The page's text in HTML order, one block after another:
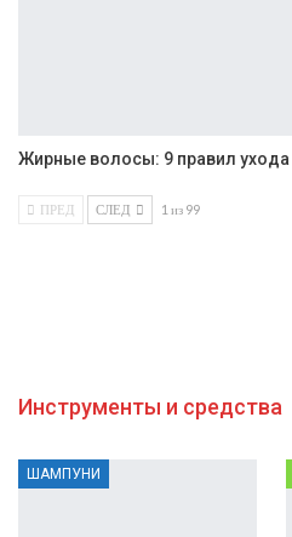
Жирные волосы: 9 правил ухода
ПРЕД СЛЕД 1 из 99
Инструменты и средства
ШАМПУНИ